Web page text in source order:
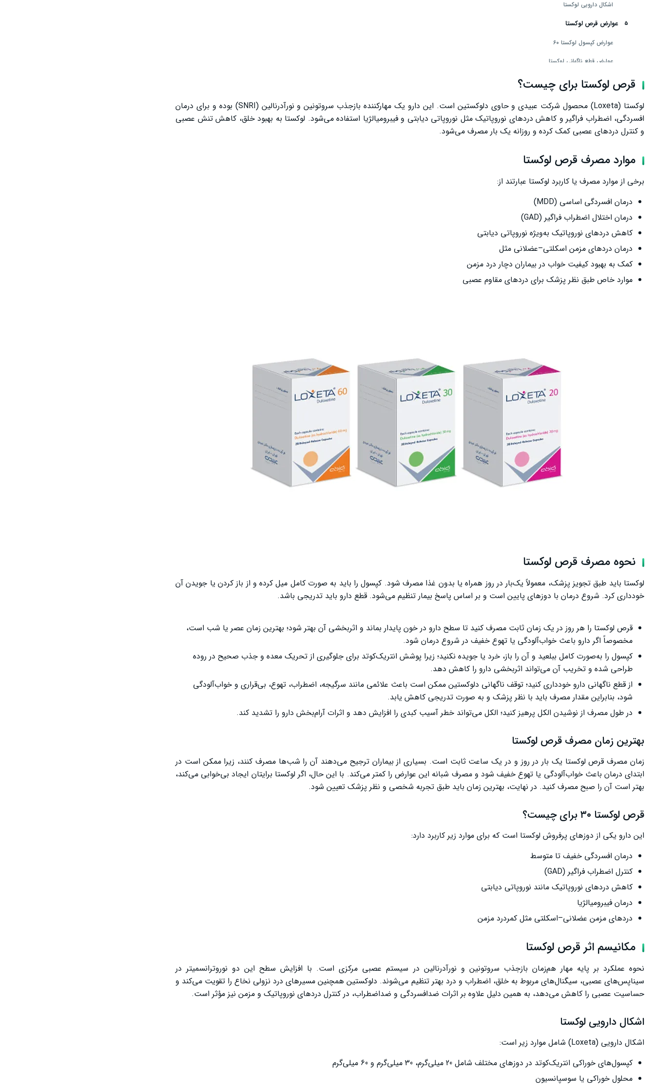
اشکال دارویی لوکستا
عوارض قرص لوکستا
عوارض کپسول لوکستا ۶۰
عوارض قطع ناگهانی لوکستا
موارد هشدار قرص لوکستا
موارد منع مصرف قرص لوکستا
قرص لوکستا در بارداری
تداخل دارویی قرص لوکستا
سخن پایانی
قرص لوکستا برای چیست؟
لوکستا (Loxeta) محصول شرکت عبیدی و حاوی دلوکستین است. این دارو یک مهارکننده بازجذب سروتونین و نورآدرنالین (SNRI) بوده و برای درمان
افسردگی، اضطراب فراگیر و کاهش دردهای نوروپاتیک مثل نوروپاتی دیابتی و فیبرومیالژیا استفاده می‌شود. لوکستا به بهبود خلق، کاهش تنش عصبی
و کنترل دردهای عصبی کمک کرده و روزانه یک بار مصرف می‌شود.
موارد مصرف قرص لوکستا
برخی از موارد مصرف یا کاربرد لوکستا عبارتند از:
درمان افسردگی اساسی (MDD)
درمان اختلال اضطراب فراگیر (GAD)
کاهش دردهای نوروپاتیک به‌ویژه نوروپاتی دیابتی
درمان دردهای مزمن اسکلتی–عضلانی مثل
کمک به بهبود کیفیت خواب در بیماران دچار درد مزمن
موارد خاص طبق نظر پزشک برای دردهای مقاوم عصبی
نحوه مصرف قرص لوکستا
لوکستا باید طبق تجویز پزشک، معمولاً یک‌بار در روز همراه یا بدون غذا مصرف شود. کپسول را باید به صورت کامل میل کرده و از باز کردن یا جویدن آن
خودداری کرد. شروع درمان با دوزهای پایین است و بر اساس پاسخ بیمار تنظیم می‌شود. قطع دارو باید تدریجی باشد.
قرص لوکستا را هر روز در یک زمان ثابت مصرف کنید تا سطح دارو در خون پایدار بماند و اثربخشی آن بهتر شود؛ بهترین زمان عصر یا شب است،
مخصوصاً اگر دارو باعث خواب‌آلودگی یا تهوع خفیف در شروع درمان شود.
کپسول را به‌صورت کامل ببلعید و آن را باز، خرد یا جویده نکنید؛ زیرا پوشش انتریک‌کوتد برای جلوگیری از تحریک معده و جذب صحیح در روده
طراحی شده و تخریب آن می‌تواند اثربخشی دارو را کاهش دهد.
از قطع ناگهانی دارو خودداری کنید؛ توقف ناگهانی دلوکستین ممکن است باعث علائمی مانند سرگیجه، اضطراب، تهوع، بی‌قراری و خواب‌آلودگی
شود، بنابراین مقدار مصرف باید با نظر پزشک و به صورت تدریجی کاهش یابد.
در طول مصرف از نوشیدن الکل پرهیز کنید؛ الکل می‌تواند خطر آسیب کبدی را افزایش دهد و اثرات آرام‌بخش دارو را تشدید کند.
بهترین زمان مصرف قرص لوکستا
زمان مصرف قرص لوکستا یک بار در روز و در یک ساعت ثابت است. بسیاری از بیماران ترجیح می‌دهند آن را شب‌ها مصرف کنند، زیرا ممکن است در
ابتدای درمان باعث خواب‌آلودگی یا تهوع خفیف شود و مصرف شبانه این عوارض را کمتر می‌کند. با این حال، اگر لوکستا برایتان ایجاد بی‌خوابی می‌کند،
بهتر است آن را صبح مصرف کنید. در نهایت، بهترین زمان باید طبق تجربه شخصی و نظر پزشک تعیین شود.
قرص لوکستا ۳۰ برای چیست؟
این دارو یکی از دوزهای پرفروش لوکستا است که برای موارد زیر کاربرد دارد:
درمان افسردگی خفیف تا متوسط
کنترل اضطراب فراگیر (GAD)
کاهش دردهای نوروپاتیک مانند نوروپاتی دیابتی
درمان فیبرومیالژیا
دردهای مزمن عضلانی–اسکلتی مثل کمردرد مزمن
مکانیسم اثر قرص لوکستا
نحوه عملکرد بر پایه مهار هم‌زمان بازجذب سروتونین و نورآدرنالین در سیستم عصبی مرکزی است. با افزایش سطح این دو نوروترانسمیتر در
سیناپس‌های عصبی، سیگنال‌های مربوط به خلق، اضطراب و درد بهتر تنظیم می‌شوند. دلوکستین همچنین مسیرهای درد نزولی نخاع را تقویت می‌کند و
حساسیت عصبی را کاهش می‌دهد، به همین دلیل علاوه بر اثرات ضدافسردگی و ضداضطراب، در کنترل دردهای نوروپاتیک و مزمن نیز مؤثر است.
اشکال دارویی لوکستا
اشکال دارویی (Loxeta) شامل موارد زیر است:
کپسول‌های خوراکی انتریک‌کوتد در دوزهای مختلف شامل 20 میلی‌گرم، 30 میلی‌گرم و 60 میلی‌گرم
محلول خوراکی یا سوسپانسیون